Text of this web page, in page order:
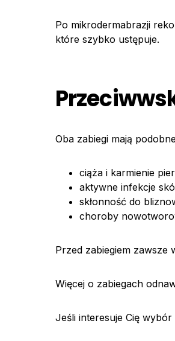
Po mikrodermabrazji
które szybko ustępuje.
Oba zabiegi mają
ciąża i karmienie
aktywne infekcje
skłonność do
choroby
Przed zabiegiem zawsze
Więcej o zabiegach
Jeśli interesuje Cię